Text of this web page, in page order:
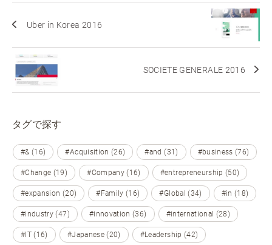
Uber in Korea 2016
SOCIETE GENERALE 2016
タグで探す
#& (16) #Acquisition (26) #and (31) #business (76)
#Change (19) #Company (16) #entrepreneurship (50)
#expansion (20) #Family (16) #Global (34) #in (18)
#industry (47) #innovation (36) #international (28)
#IT (16) #Japanese (20) #Leadership (42)